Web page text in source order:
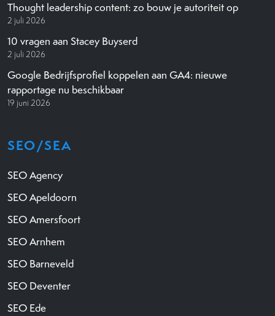
Thought leadership content: zo bouw je autoriteit op
2 juli 2026
10 vragen aan Stacey Buyserd
2 juli 2026
Google Bedrijfsprofiel koppelen aan GA4: nieuwe
rapportage nu beschikbaar
19 juni 2026
SEO/SEA
SEO Agency
SEO Apeldoorn
SEO Amersfoort
SEO Arnhem
SEO Barneveld
SEO Deventer
SEO Ede